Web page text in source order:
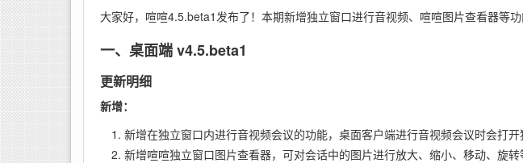
大家好，喧喧4.5.beta1发布了！本期新增独立窗口进行音视频、喧喧图片查看器等功
一、桌面端 v4.5.beta1
更新明细
新增：
新增在独立窗口内进行音视频会议的功能，桌面客户端进行音视频会议时会打
新增喧喧独立窗口图片查看器，可对会话中的图片进行放大、缩小、移动、旋